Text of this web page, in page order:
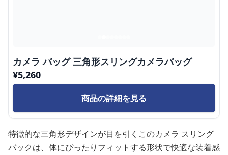
カメラ バッグ 三角形スリングカメラバッグ
¥5,260
商品の詳細を見る
特徴的な三角形デザインが目を引くこのカメラ スリング
バックは、体にぴったりフィットする形状で快適な装着感